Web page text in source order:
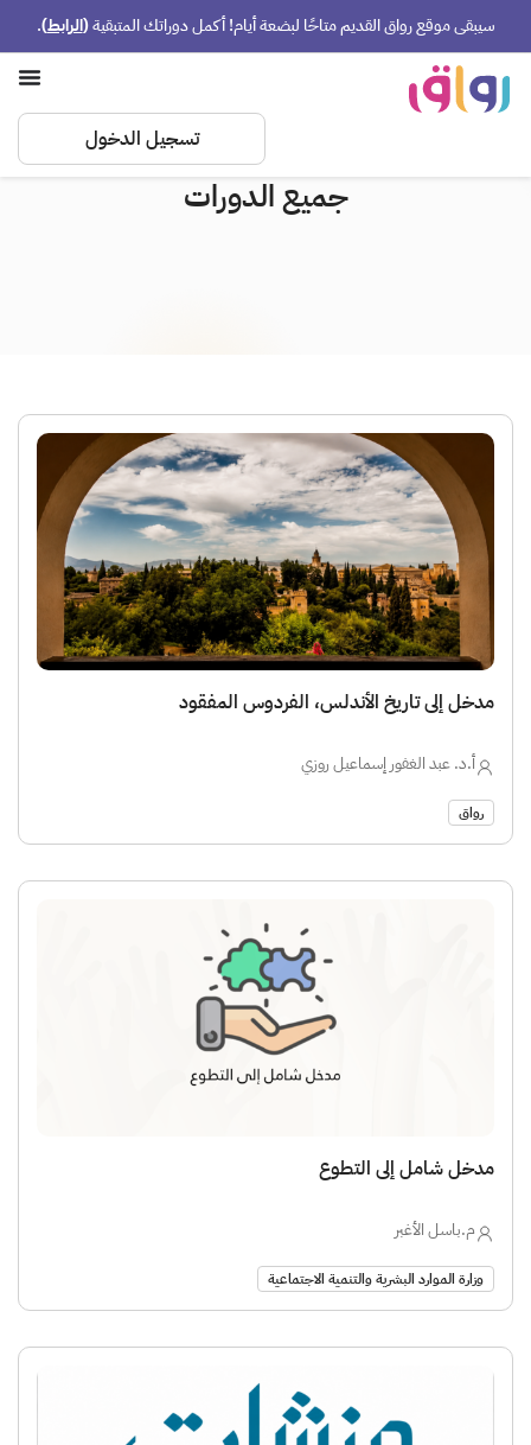
سيبقى موقع رواق القديم متاحًا لبضعة أيام! أكمل دوراتك المتبقية(الرابط)
.
تسجيل الدخول
جميع الدورات
مدخل إلى تاريخ الأندلس، الفردوس المفقود
أ.د. عبد الغفور إسماعيل روزي
رواق
مدخل شامل إلى التطوع
م.باسل الأغبر
وزارة الموارد البشرية والتنمية الاجتماعية